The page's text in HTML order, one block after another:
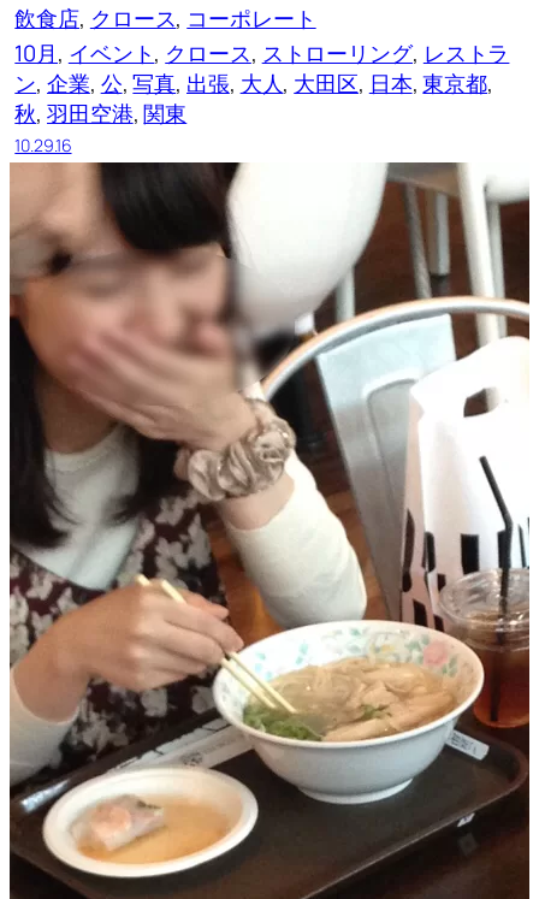
飲食店, クロース, コーポレート
10月, イベント, クロース, ストローリング, レストラ
ン, 企業, 公, 写真, 出張, 大人, 大田区, 日本, 東京都
秋, 羽田空港, 関東
10.29.16